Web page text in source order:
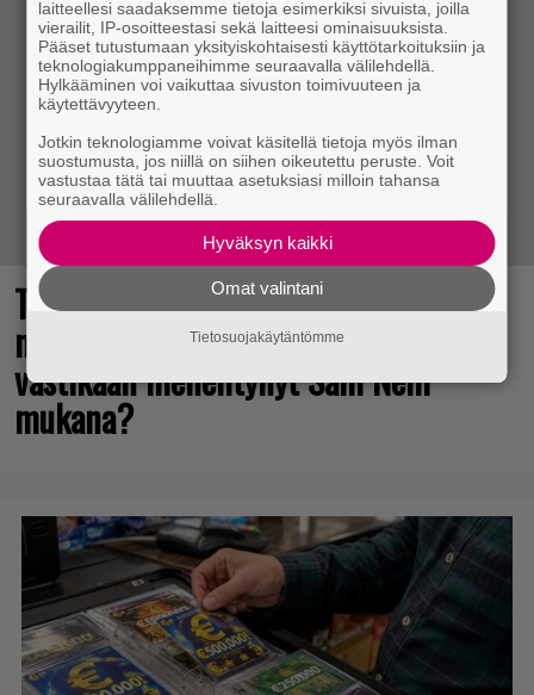
The Legend of Zelda -elokuvan
näyttelijöistä huhuillaan ahkerasti –
vastikään menehtynyt Sam Neill
mukana?
laitteellesi saadaksemme tietoja esimerkiksi sivuista, joilla
vierailit, IP-osoitteestasi sekä laitteesi ominaisuuksista.
Pääset tutustumaan yksityiskohtaisesti käyttötarkoituksiin ja
teknologiakumppaneihimme seuraavalla välilehdellä.
Hylkääminen voi vaikuttaa sivuston toimivuuteen ja
käytettävyyteen.
Jotkin teknologiamme voivat käsitellä tietoja myös ilman
suostumusta, jos niillä on siihen oikeutettu peruste. Voit
vastustaa tätä tai muuttaa asetuksiasi milloin tahansa
seuraavalla välilehdellä.
Hyväksyn kaikki
Omat valintani
Tietosuojakäytäntömme